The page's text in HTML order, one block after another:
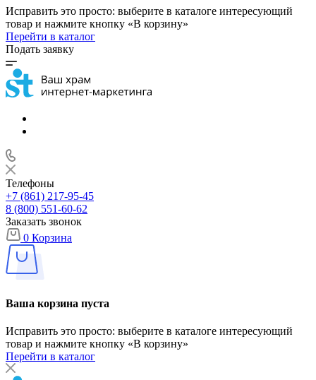
Исправить это просто: выберите в каталоге интересующий
товар и нажмите кнопку «В корзину»
Перейти в каталог
Подать заявку
Телефоны
+7 (861) 217-95-45
8 (800) 551-60-62
Заказать звонок
0 Корзина
Ваша корзина пуста
Исправить это просто: выберите в каталоге интересующий
товар и нажмите кнопку «В корзину»
Перейти в каталог